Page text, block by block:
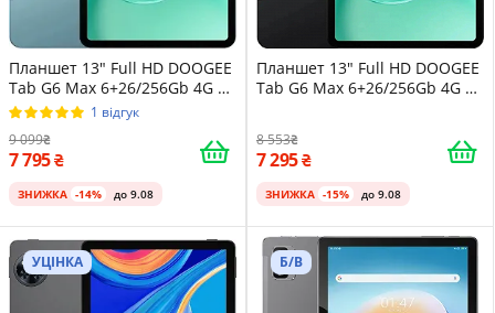
Планшет 13" Full HD DOOGEE
Tab G6 Max 6+26/256Gb 4G 2-
SIM 8 ядер Android 16 11000
1 відгук
9 099
7 795
ЗНИЖКА -14% до 9.08
Планшет 13" Full HD DOOGEE
Tab G6 Max 6+26/256Gb 4G 2-
8 553
7 295
ЗНИЖКА -15% до 9.08
УЦІНКА Б/В